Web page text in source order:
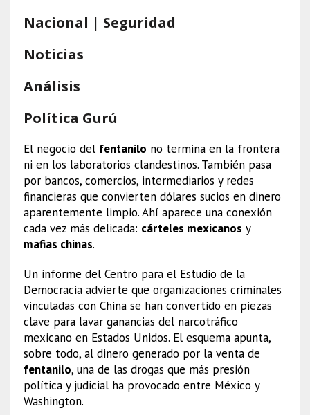
Nacional | Seguridad
Noticias
Análisis
Política Gurú
El negocio del fentanilo no termina en la frontera
ni en los laboratorios clandestinos. También pasa
por bancos, comercios, intermediarios y redes
financieras que convierten dólares sucios en dinero
aparentemente limpio. Ahí aparece una conexión
cada vez más delicada: cárteles mexicanos y
mafias chinas.
Un informe del Centro para el Estudio de la
Democracia advierte que organizaciones criminales
vinculadas con China se han convertido en piezas
clave para lavar ganancias del narcotráfico
mexicano en Estados Unidos. El esquema apunta,
sobre todo, al dinero generado por la venta de
fentanilo, una de las drogas que más presión
política y judicial ha provocado entre México y
Washington.